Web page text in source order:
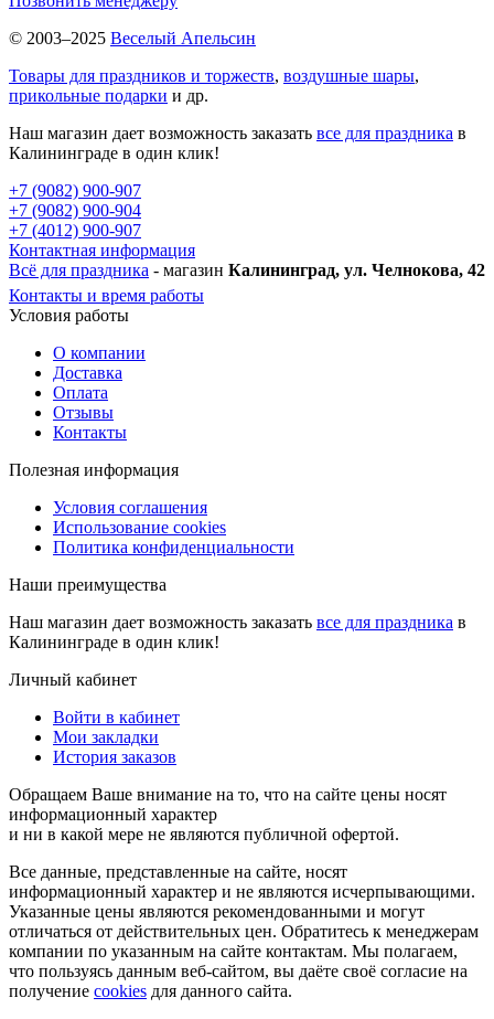
© 2003–2025 Веселый Апельсин
Товары для праздников и торжеств, воздушные шары,
прикольные подарки и др.
Наш магазин дает возможность заказать все для праздника в
Калининграде в один клик!
+7 (9082) 900-907
+7 (9082) 900-904
+7 (4012) 900-907
Контактная информация
Всё для праздника - магазин Калининград, ул. Челнокова, 42
Контакты и время работы
Условия работы
О компании
Доставка
Оплата
Отзывы
Контакты
Полезная информация
Условия соглашения
Использование cookies
Политика конфиденциальности
Наши преимущества
Наш магазин дает возможность заказать все для праздника в
Калининграде в один клик!
Личный кабинет
Войти в кабинет
Мои закладки
История заказов
Обращаем Ваше внимание на то, что на сайте цены носят
информационный характер
и ни в какой мере не являются публичной офертой.
Все данные, представленные на сайте, носят
информационный характер и не являются исчерпывающими.
Указанные цены являются рекомендованными и могут
отличаться от действительных цен. Обратитесь к менеджерам
компании по указанным на сайте контактам. Мы полагаем,
что пользуясь данным веб-сайтом, вы даёте своё согласие на
получение cookies для данного сайта.